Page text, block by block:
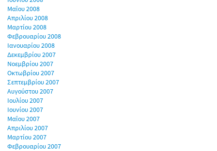
Μαΐου 2008
Απριλίου 2008
Μαρτίου 2008
Φεβρουαρίου 2008
Ιανουαρίου 2008
Δεκεμβρίου 2007
Νοεμβρίου 2007
Οκτωβρίου 2007
Σεπτεμβρίου 2007
Αυγούστου 2007
Ιουλίου 2007
Ιουνίου 2007
Μαΐου 2007
Απριλίου 2007
Μαρτίου 2007
Φεβρουαρίου 2007